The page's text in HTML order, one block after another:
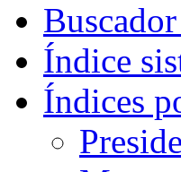
Índice
Índices